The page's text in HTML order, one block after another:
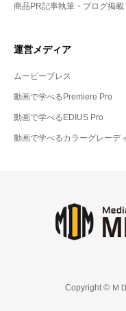
商品PR記事執筆・ブログ掲載
運営メディア
ムービープレス
動画で学べるPremiere Pro
動画で学べるEDIUS Pro
動画で学べるカラーグレーデ
Copyright © Ｍ